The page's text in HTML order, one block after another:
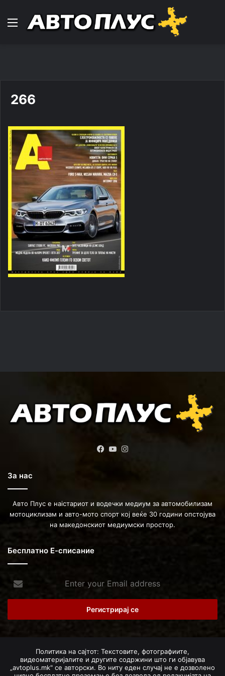
Навигација
266
Facebook
YouTube
За нас
Авто Плус е наістариот и водечки медиум за автомобилизам
мотоциклизам и авто-мото спорт кој веќе 30 години опстојува
на македонскиот медиумски простор.
Бесплатно Е-списание
your
Email
Политика на сајтот: Текстовите, фотографиите,
видеоматеријалите и другите содржини што ги објавува
„avtoplus.mk" се авторски. Во ниту еден случај не е дозволено